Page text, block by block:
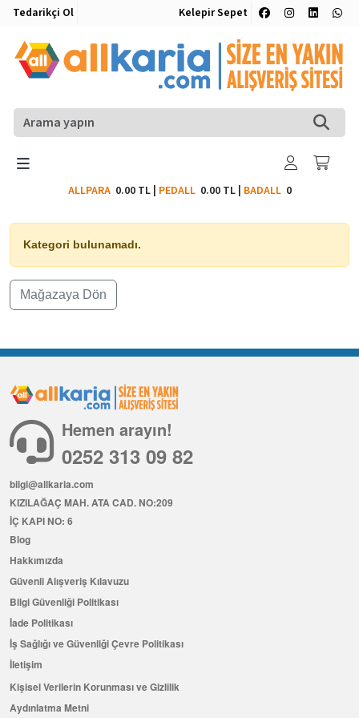
Tedarikçi Ol Kelepir Sepet
ALLPARA 0.00 TL| PEDALL 0.00 TL| BADALL0
Kategori bulunamadı.
Mağazaya Dön
Hemen arayın!
0252 313 09 82
bilgi@allkaria.com
KIZILAĞAÇ MAH. ATA CAD. NO:209
İÇ KAPI NO: 6
Blog
Hakkımızda
Güvenli Alışveriş Kılavuzu
Bilgi Güvenliği Politikası
İade Politikası
İş Sağlığı ve Güvenliği Çevre Politikası
İletişim
Kişisel Verilerin Korunması ve Gizlilik
Aydınlatma Metni